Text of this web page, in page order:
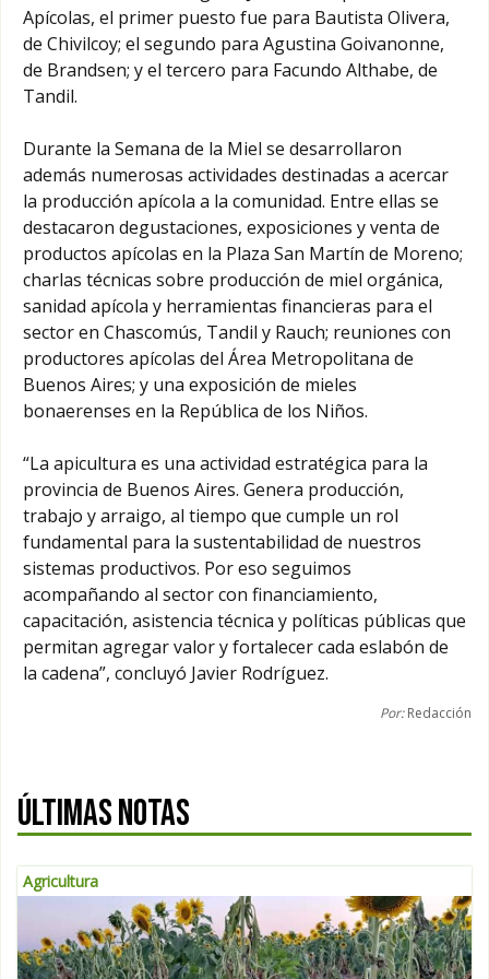
Apícolas, el primer puesto fue para Bautista Olivera,
de Chivilcoy; el segundo para Agustina Goivanonne,
de Brandsen; y el tercero para Facundo Althabe, de
Tandil.
Durante la Semana de la Miel se desarrollaron
además numerosas actividades destinadas a acercar
la producción apícola a la comunidad. Entre ellas se
destacaron degustaciones, exposiciones y venta de
productos apícolas en la Plaza San Martín de Moreno;
charlas técnicas sobre producción de miel orgánica,
sanidad apícola y herramientas financieras para el
sector en Chascomús, Tandil y Rauch; reuniones con
productores apícolas del Área Metropolitana de
Buenos Aires; y una exposición de mieles
bonaerenses en la República de los Niños.
“La apicultura es una actividad estratégica para la
provincia de Buenos Aires. Genera producción,
trabajo y arraigo, al tiempo que cumple un rol
fundamental para la sustentabilidad de nuestros
sistemas productivos. Por eso seguimos
acompañando al sector con financiamiento,
capacitación, asistencia técnica y políticas públicas que
permitan agregar valor y fortalecer cada eslabón de
la cadena”, concluyó Javier Rodríguez.
Por:Redacción
ÚLTIMAS NOTAS
Agricultura